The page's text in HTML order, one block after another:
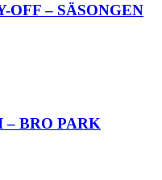
OFF – SÄSONGEN
– BRO PARK